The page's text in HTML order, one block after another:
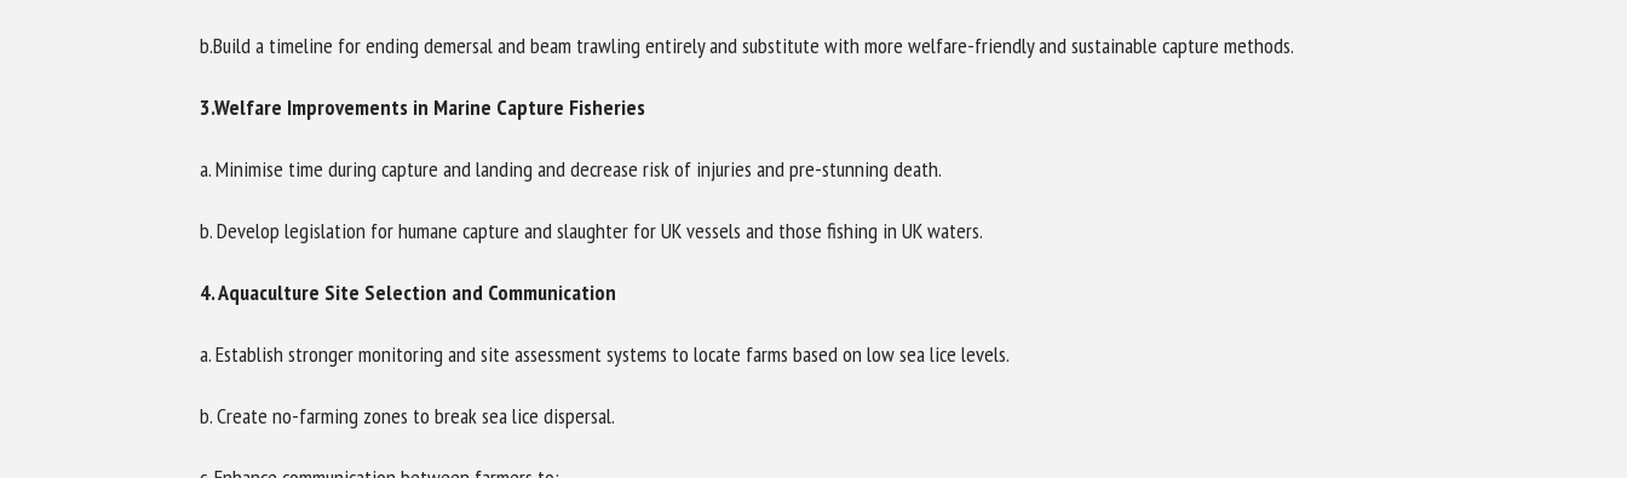
b.Build a timeline for ending demersal and beam trawling entirely and substitute with more welfare-friendly and sustainable capture methods.
3.Welfare Improvements in Marine Capture Fisheries
a. Minimise time during capture and landing and decrease risk of injuries and pre-stunning death.
b. Develop legislation for humane capture and slaughter for UK vessels and those fishing in UK waters.
4. Aquaculture Site Selection and Communication
a. Establish stronger monitoring and site assessment systems to locate farms based on low sea lice levels.
b. Create no-farming zones to break sea lice dispersal.